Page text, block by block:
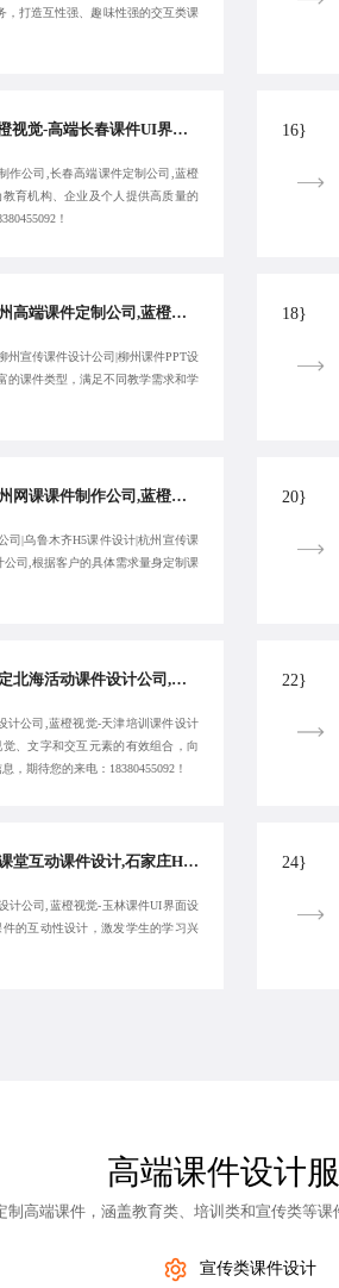
，打造互性强、趣味性强的交互类课
丽江课件PPT设计公司|蓝橙视觉-高端长春课件UI界面设计|丽江课件美化设计-注重用户体验
作公司,长春高端课件定制公司,蓝橙
育机构、企业及个人提供高质量的
！
16}
郑州活动课件设计公司,郑州高端课件定制公司,蓝橙视觉-柳州视频课件设计公司-客户满意为止
州宣传课件设计公司|柳州课件PPT设
的课件类型，满足不同教学需求和学
18}
高端杭州课件设计公司,杭州网课课件制作公司,蓝橙视觉-乌鲁木齐交互课件制作公司,乌鲁木齐H5课件设计-稳定可靠专业
司|乌鲁木齐H5课件设计|杭州宣传课
司,根据客户的具体需求量身定制课
20}
西宁交互课件制作公司,稳定北海活动课件设计公司,天津课件美化设计-蓝橙视觉-服务性价比高
计公司,蓝橙视觉-天津培训课件设计
、文字和交互元素的有效组合，向
，期待您的来电：18380455092！
22}
玉林课件美化设计,石家庄课堂互动课件设计,石家庄H5课件设计,蓝橙视觉-福州课件PPT设计公司-10年经验
计公司,蓝橙视觉-玉林课件UI界面设
的互动性设计，激发学生的学习兴
24}
高端课件设计
制高端课件，涵盖教育类、培训类和宣传类等
宣传类课件设计